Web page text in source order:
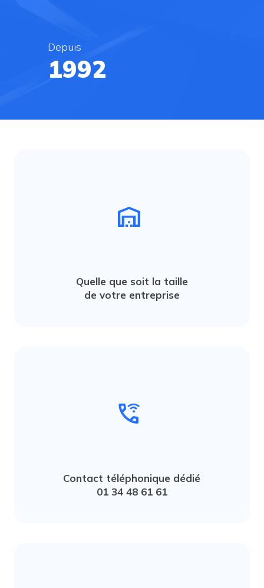
1995
Depuis
warehouse
Quelle que soit la taille
de votre entreprise
wifi_calling_1
Contact téléphonique dédié
01 34 48 61 61